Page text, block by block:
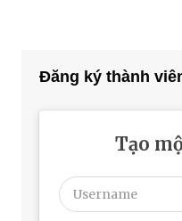
Đăng ký thành
Tạo